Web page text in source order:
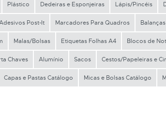
Plástico Dedeiras e Esponjeiras Lápis/Pincéis
Post-It Marcadores Para Quadros Balanças
Malas/Bolsas Etiquetas Folhas A4 Blocos de
Chaves Alumínio Sacos Cestos/Papeleiras e
Capas e Pastas Catálogo Micas e Bolsas Catálogo